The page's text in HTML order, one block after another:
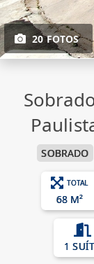
20 FOTOS
SOBRADO
TOTAL
68 M²
1